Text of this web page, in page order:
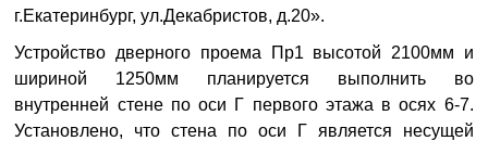
г.Екатеринбург, ул.Декабристов, д.20».
Устройство дверного проема Пр1 высотой 2100мм и
шириной 1250мм планируется выполнить во
внутренней стене по оси Г первого этажа в осях 6-7.
Установлено, что стена по оси Г является несущей